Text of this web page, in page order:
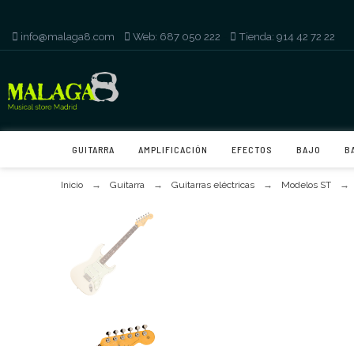
info@malaga8.com Web: 687 050 222 Tienda: 914 42 72 22
GUITARRA AMPLIFICACIÓN EFECTOS BAJO
Inicio Guitarra Guitarras eléctricas Modelos ST